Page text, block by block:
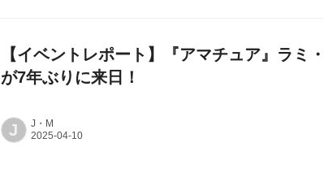
【イベントレポート】『アマチュア』ラミ
が7年ぶりに来日！
J J・M